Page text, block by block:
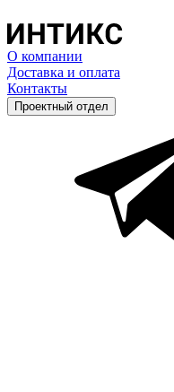
О компании
Доставка и оплата
Контакты
Проектный отдел